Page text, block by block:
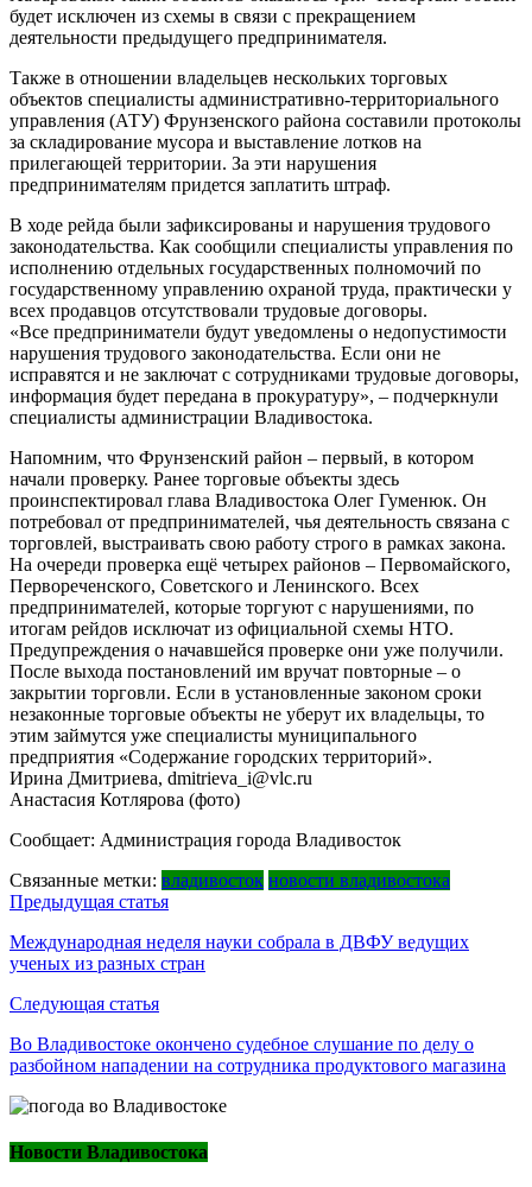
будет исключен из схемы в связи с прекращением
деятельности предыдущего предпринимателя.
Также в отношении владельцев нескольких торговых
объектов специалисты административно-территориального
управления (АТУ) Фрунзенского района составили протоколы
за складирование мусора и выставление лотков на
прилегающей территории. За эти нарушения
предпринимателям придется заплатить штраф.
В ходе рейда были зафиксированы и нарушения трудового
законодательства. Как сообщили специалисты управления по
исполнению отдельных государственных полномочий по
государственному управлению охраной труда, практически у
всех продавцов отсутствовали трудовые договоры.
«Все предприниматели будут уведомлены о недопустимости
нарушения трудового законодательства. Если они не
исправятся и не заключат с сотрудниками трудовые договоры,
информация будет передана в прокуратуру», – подчеркнули
специалисты администрации Владивостока.
Напомним, что Фрунзенский район – первый, в котором
начали проверку. Ранее торговые объекты здесь
проинспектировал глава Владивостока Олег Гуменюк. Он
потребовал от предпринимателей, чья деятельность связана с
торговлей, выстраивать свою работу строго в рамках закона.
На очереди проверка ещё четырех районов – Первомайского,
Первореченского, Советского и Ленинского. Всех
предпринимателей, которые торгуют с нарушениями, по
итогам рейдов исключат из официальной схемы НТО.
Предупреждения о начавшейся проверке они уже получили.
После выхода постановлений им вручат повторные – о
закрытии торговли. Если в установленные законом сроки
незаконные торговые объекты не уберут их владельцы, то
этим займутся уже специалисты муниципального
предприятия «Содержание городских территорий».
Ирина Дмитриева, dmitrieva_i@vlc.ru
Анастасия Котлярова (фото)
Сообщает: Администрация города Владивосток
Связанные метки: владивосток новости владивостока
Навигация
по
записям
Предыдущая статья
Международная неделя науки собрала в ДВФУ ведущих
ученых из разных стран
Следующая статья
Во Владивостоке окончено судебное слушание по делу о
разбойном нападении на сотрудника продуктового магазина
Новости Владивостока